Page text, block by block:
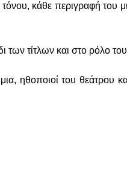
κάθε περιγραφή του
τίτλων και στο ρόλο
ηθοποιοί του θεάτρου